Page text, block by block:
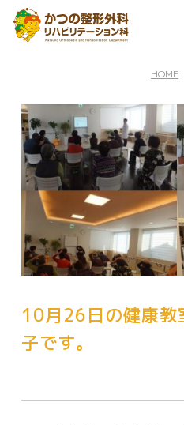
HOME
10月26日の健康教
子です。